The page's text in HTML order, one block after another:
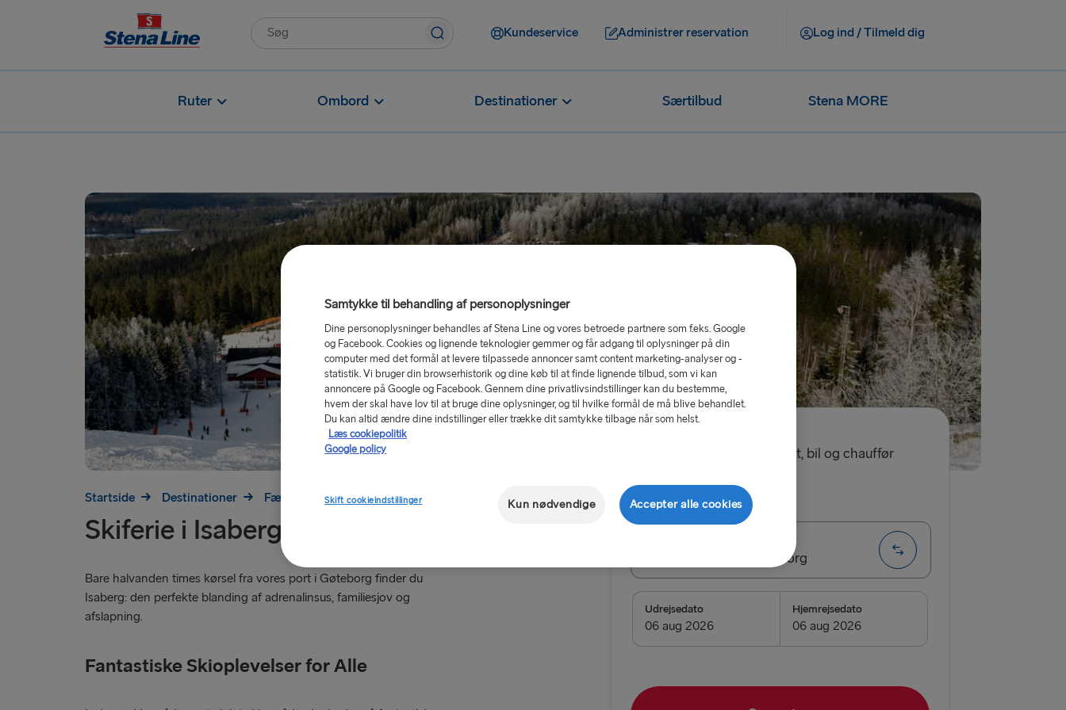
Kundeservice Administrer reservation Log ind / Tilmeld dig
Ruter Ombord Destinationer Særtilbud Stena MORE
Startside Destinationer Færger til Sverige Isaberg
Skiferie i Isaberg
Bare halvanden times kørsel fra vores port i Gøteborg finder du
Isaberg: den perfekte blanding af adrenalinsus, familiesjov og
afslapning.
Fantastiske Skioplevelser for Alle
for enkeltbillet, bil og chauffør
Returbillet Enkel
Frederikshavn → Gøteborg
Frederikshavn → Gøteborg
Udrejsedato Hjemrejsedato
Samtykke til behandling af personoplysninger
Dine personoplysninger behandles af Stena Line og vores betroede partnere som f.eks. Google
og Facebook. Cookies og lignende teknologier gemmer og får adgang til oplysninger på din
computer med det formål at levere tilpassede annoncer samt content marketing-analyser og -
statistik. Vi bruger din browserhistorik og dine køb til at finde lignende tilbud, som vi kan
annoncere på Google og Facebook. Gennem dine privatlivsindstillinger kan du bestemme,
hvem der skal have lov til at bruge dine oplysninger, og til hvilke formål de må blive behandlet.
Du kan altid ændre dine indstillinger eller trække dit samtykke tilbage når som helst.
Læs cookiepolitik
Google policy
Skift cookieindstillinger Kun nødvendige Accepter alle cookies